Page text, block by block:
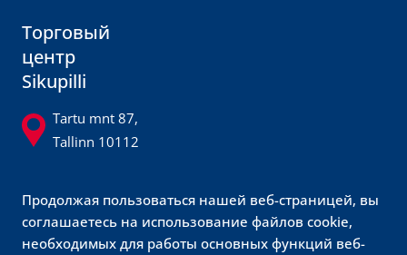
Торговый
центр
Sikupilli
Tartu mnt 87,
Tallinn 10112
600 8700
@sikupillikeskus
Продолжая пользоваться нашей веб-страницей, вы
соглашаетесь на использование файлов cookie,
необходимых для работы основных функций веб-